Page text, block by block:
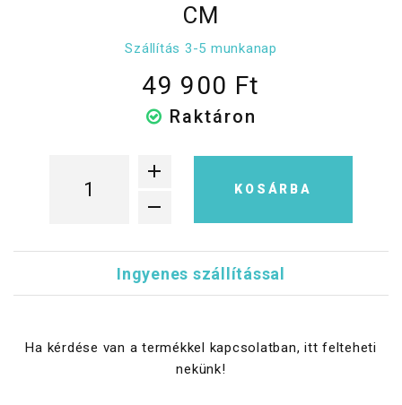
CM
Szállítás 3-5 munkanap
49 900 Ft
Raktáron
KOSÁRBA
Ingyenes szállítással
Ha kérdése van a termékkel kapcsolatban, itt felteheti
nekünk!